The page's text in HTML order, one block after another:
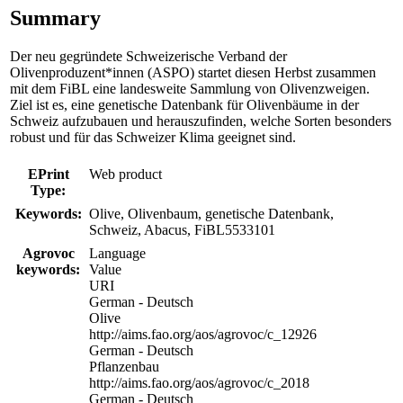
Summary
Der neu gegründete Schweizerische Verband der
Olivenproduzent*innen (ASPO) startet diesen Herbst zusammen
mit dem FiBL eine landesweite Sammlung von Olivenzweigen.
Ziel ist es, eine genetische Datenbank für Olivenbäume in der
Schweiz aufzubauen und herauszufinden, welche Sorten besonders
robust und für das Schweizer Klima geeignet sind.
EPrint
Type:
Web product
Keywords: Olive, Olivenbaum, genetische Datenbank,
Schweiz, Abacus, FiBL5533101
Agrovoc
keywords:
Language
Value
URI
German - Deutsch
Olive
http://aims.fao.org/aos/agrovoc/c_12926
German - Deutsch
Pflanzenbau
http://aims.fao.org/aos/agrovoc/c_2018
German - Deutsch